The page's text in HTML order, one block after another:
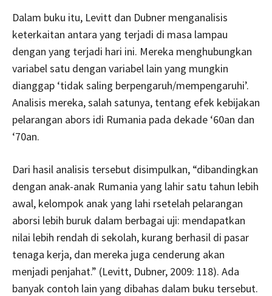
Dalam buku itu, Levitt dan Dubner menganalisis
keterkaitan antara yang terjadi di masa lampau
dengan yang terjadi hari ini. Mereka menghubungkan
variabel satu dengan variabel lain yang mungkin
dianggap ‘tidak saling berpengaruh/mempengaruhi’.
Analisis mereka, salah satunya, tentang efek kebijakan
pelarangan abors idi Rumania pada dekade ‘60an dan
‘70an.
Dari hasil analisis tersebut disimpulkan, “dibandingkan
dengan anak-anak Rumania yang lahir satu tahun lebih
awal, kelompok anak yang lahi rsetelah pelarangan
aborsi lebih buruk dalam berbagai uji: mendapatkan
nilai lebih rendah di sekolah, kurang berhasil di pasar
tenaga kerja, dan mereka juga cenderung akan
menjadi penjahat.” (Levitt, Dubner, 2009: 118). Ada
banyak contoh lain yang dibahas dalam buku tersebut.